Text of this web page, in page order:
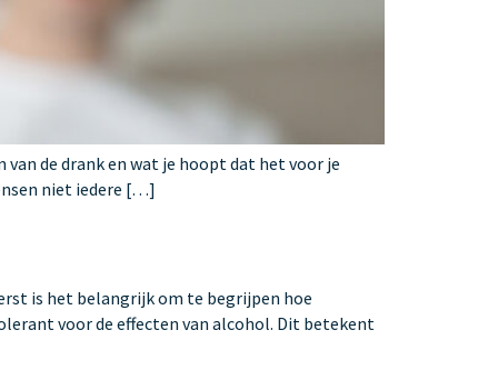
de drank en wat je hoopt dat het voor je
niet iedere […]
is het belangrijk om te begrijpen hoe
voor de effecten van alcohol. Dit betekent